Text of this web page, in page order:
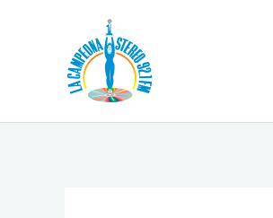
contenido
de
entradas